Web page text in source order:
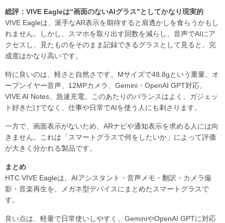
総評：VIVE Eagleは“画面のないAIグラス”としてかなり現実的
VIVE Eagleは、派手なAR表示を期待すると肩透かしを食らうかもし
れません。しかし、スマホを取り出す回数を減らし、音声でAIにア
クセスし、見たものをそのまま記録できるグラスとして見ると、完
成度はかなり高いです。
特に良いのは、軽さと自然さです。Mサイズで48.8gという重量、オ
ープンイヤー音声、12MPカメラ、Gemini・OpenAI GPT対応、
VIVE AI Notes、急速充電。このあたりのバランスはよく、ガジェッ
ト好きだけでなく、仕事や日常でAIを使う人にも刺さります。
一方で、画面表示がないため、ARナビや通知表示を求める人には向
きません。これは「スマートグラスで何をしたいか」によって評価
が大きく分かれる製品です。
まとめ
HTC VIVE Eagleは、AIアシスタント・音声メモ・翻訳・カメラ撮
影・音楽再生を、メガネ型デバイスにまとめたスマートグラスで
す。
良い点は、軽量で日常使いしやすく、GeminiやOpenAI GPTに対応